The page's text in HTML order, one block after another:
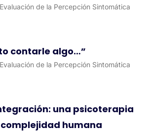
de la Percepción Sintomática
contarle algo…”
de la Percepción Sintomática
una psicoterapia
humana